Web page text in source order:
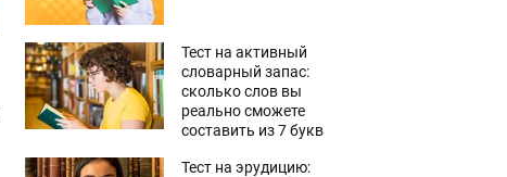
Тест на активный
словарный запас:
сколько слов вы
реально сможете
составить из 7 букв
Тест на эрудицию: